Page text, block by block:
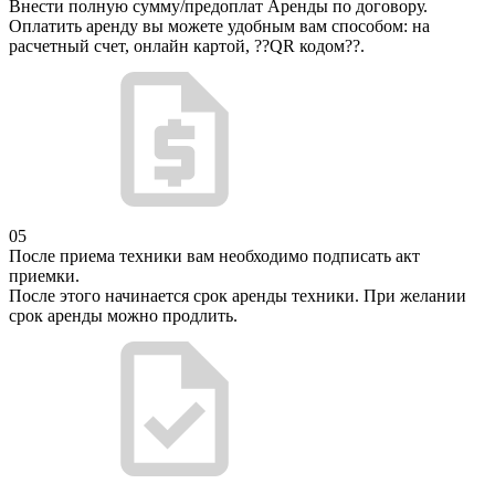
Внести полную сумму/предоплат Аренды по договору.
Оплатить аренду вы можете удобным вам способом: на
расчетный счет, онлайн картой, ??QR кодом??.
05
После приема техники вам необходимо подписать акт
приемки.
После этого начинается срок аренды техники. При желании
срок аренды можно продлить.